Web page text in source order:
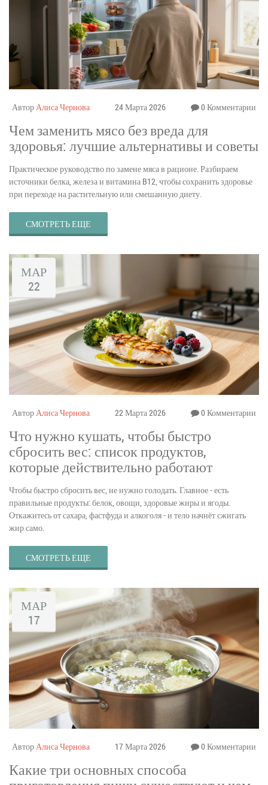
АвторАлиса Чернова 24 Марта 2026 0 Комментарии
Чем заменить мясо без вреда для
здоровья: лучшие альтернативы и советы
Практическое руководство по замене мяса в рационе. Разбираем
источники белка, железа и витамина B12, чтобы сохранить здоровье
при переходе на растительную или смешанную диету.
СМОТРЕТЬ ЕЩЕ
МАР
22
АвторАлиса Чернова 22 Марта 2026 0 Комментарии
Что нужно кушать, чтобы быстро
сбросить вес: список продуктов,
которые действительно работают
Чтобы быстро сбросить вес, не нужно голодать. Главное - есть
правильные продукты: белок, овощи, здоровые жиры и ягоды.
Откажитесь от сахара, фастфуда и алкоголя - и тело начнёт сжигать
жир само.
СМОТРЕТЬ ЕЩЕ
МАР
17
АвторАлиса Чернова 17 Марта 2026 0 Комментарии
Какие три основных способа